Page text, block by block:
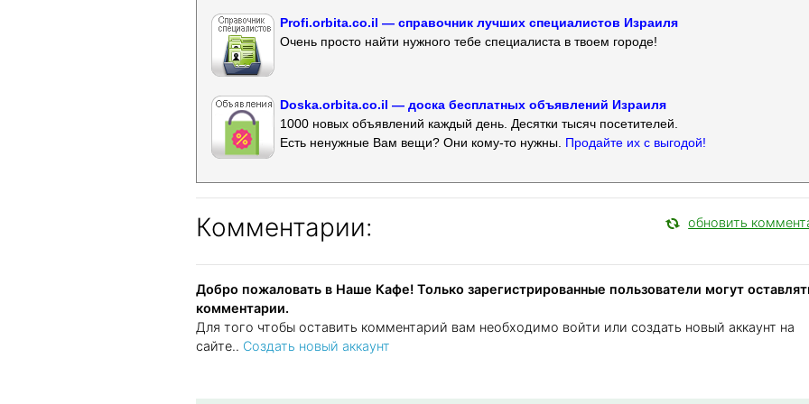
Profi.orbita.co.il — справочник лучших специалистов Израиля
Очень просто найти нужного тебе специалиста в твоем городе!
Doska.orbita.co.il — доска бесплатных объявлений Израиля
1000 новых объявлений каждый день. Десятки тысяч посетителей.
Есть ненужные Вам вещи? Они кому-то нужны. Продайте их с выгодой!
Комментарии: обновить
Добро пожаловать в Наше Кафе! Только зарегистрированные пользователи могут
комментарии.
Для того чтобы оставить комментарий вам необходимо войти или создать новый аккаунт на
сайте.. Создать новый аккаунт